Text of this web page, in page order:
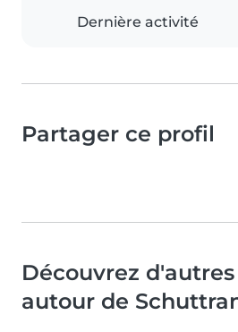
Dernière activité
Partager ce profil
Découvrez
autour de